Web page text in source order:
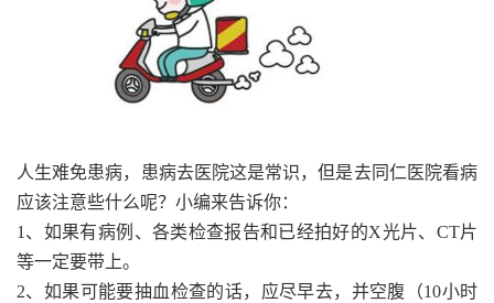
人生难免患病，患病去医院这是常识，但是去同仁医院看病
应该注意些什么呢？小编来告诉你：
1、如果有病例、各类检查报告和已经拍好的X光片、CT片
等一定要带上。
2、如果可能要抽血检查的话，应尽早去，并空腹（10小时